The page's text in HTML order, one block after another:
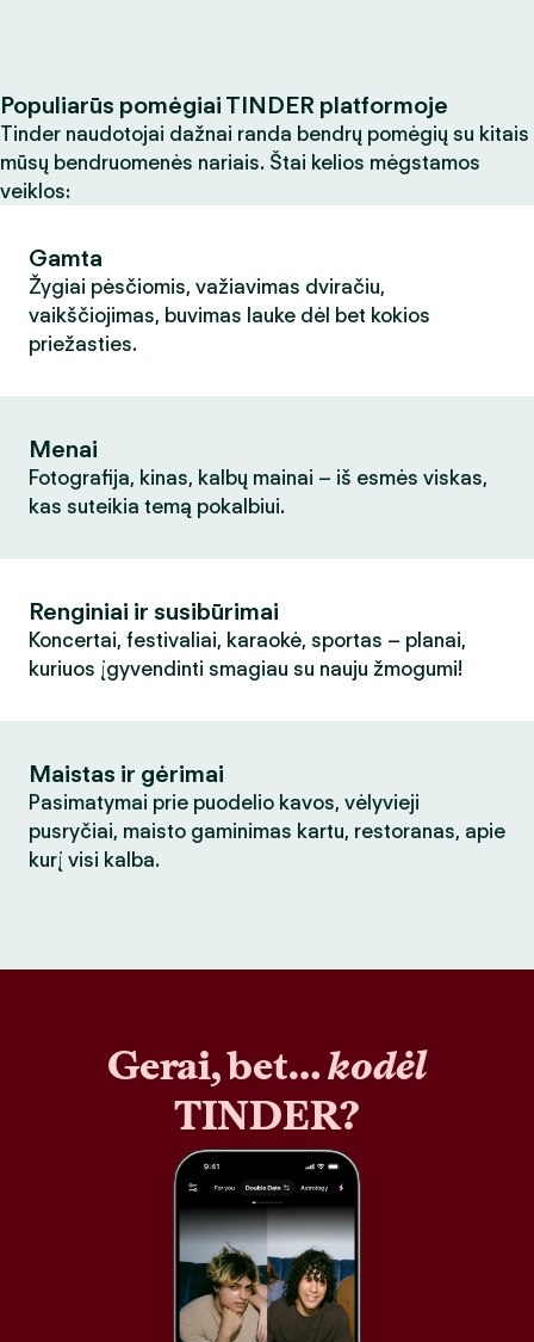
Populiarūs pomėgiai TINDER platformoje
Tinder naudotojai dažnai randa bendrų pomėgių su kitais
mūsų bendruomenės nariais. Štai kelios mėgstamos
veiklos:
Gamta
Žygiai pėsčiomis, važiavimas dviračiu,
vaikščiojimas, buvimas lauke dėl bet kokios
priežasties.
Menai
Fotografija, kinas, kalbų mainai – iš esmės viskas,
kas suteikia temą pokalbiui.
Renginiai ir susibūrimai
Koncertai, festivaliai, karaokė, sportas – planai,
kuriuos įgyvendinti smagiau su nauju žmogumi!
Maistas ir gėrimai
Pasimatymai prie puodelio kavos, vėlyvieji
pusryčiai, maisto gaminimas kartu, restoranas, apie
kurį visi kalba.
Gerai, bet…kodėl
TINDER?